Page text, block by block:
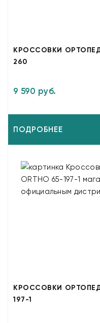
КРОССОВКИ
260
9 590 руб.
ПОДРОБНЕЕ
КРОССОВКИ
197-1